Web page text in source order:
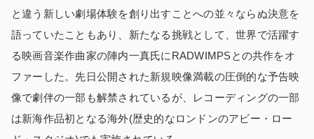
と違う新しい劇場体験を創り出すことへの並々ならぬ決意を
語っていたこともあり、新たなる挑戦として、世界で活躍す
る映画音楽作曲家の陣内一真氏にRADWIMPSとの共作をオ
ファーした。先日公開された新規映像満載の圧倒的な予告映
像で劇伴の一部も解禁されているが、レコーディングの一部
は新海作品初となる海外(歴史的なロンドンのアビー・ロー